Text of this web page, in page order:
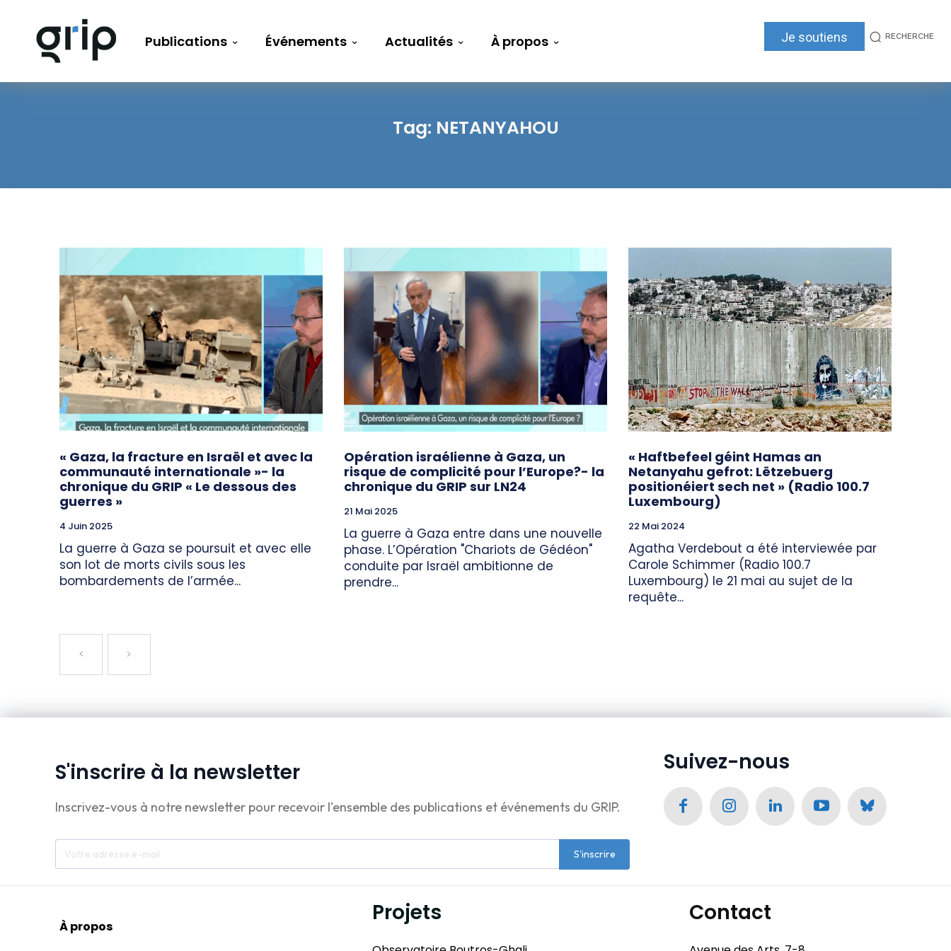
Publications Événements Actualités À propos Je soutiens RECHERCHE
Tag: NETANYAHOU
« Gaza, la fracture en Israël et avec la
communauté internationale »- la
chronique du GRIP « Le dessous des
guerres »
4 Juin 2025
La guerre à Gaza se poursuit et avec elle
son lot de morts civils sous les
bombardements de l’armée...
Opération israélienne à Gaza, un
risque de complicité pour l’Europe?- la
chronique du GRIP sur LN24
21 Mai 2025
La guerre à Gaza entre dans une nouvelle
phase. L’Opération "Chariots de Gédéon"
conduite par Israël ambitionne de
prendre...
« Haftbefeel géint Hamas an
Netanyahu gefrot: Lëtzebuerg
positionéiert sech net » (Radio 100.7
Luxembourg)
22 Mai 2024
Agatha Verdebout a été interviewée par
Carole Schimmer (Radio 100.7
Luxembourg) le 21 mai au sujet de la
requête...
S'inscrire à la newsletter
Inscrivez-vous à notre newsletter pour recevoir l'ensemble des publications et événements du GRIP.
S'inscrire
Suivez-nous
À propos
Projets Contact